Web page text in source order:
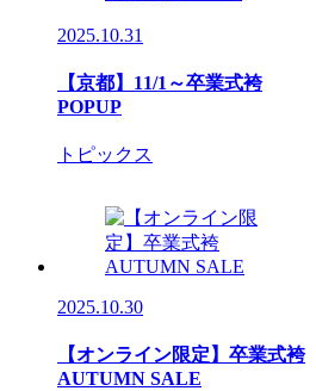
2025.10.31
【京都】11/1～卒業式袴
POPUP
トピックス
2025.10.30
【オンライン限定】卒業式袴
AUTUMN SALE